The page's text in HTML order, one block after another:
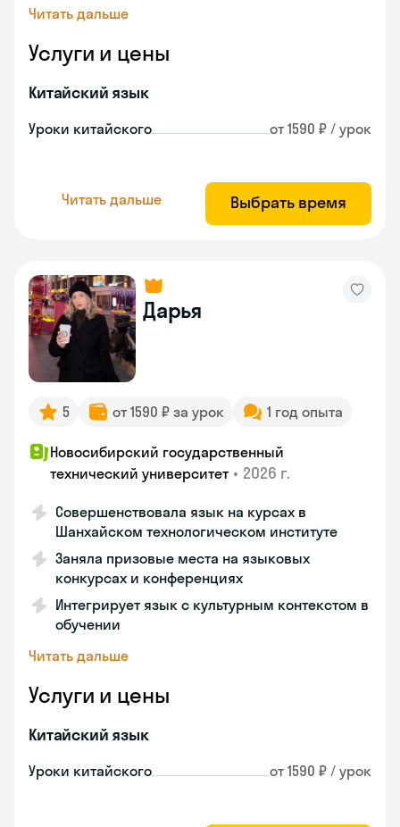
Читать дальше
Услуги и цены
Китайский язык
Уроки китайского от 1590 ₽ / урок
Читать дальше Выбрать время
Дарья
5 от 1590 ₽ за урок 1 год опыта
Новосибирский государственный
технический университет • 2026 г.
Совершенствовала язык на курсах в
Шанхайском технологическом институте
Заняла призовые места на языковых
конкурсах и конференциях
Интегрирует язык с культурным контекстом в
обучении
Читать дальше
Услуги и цены
Китайский язык
Уроки китайского от 1590 ₽ / урок